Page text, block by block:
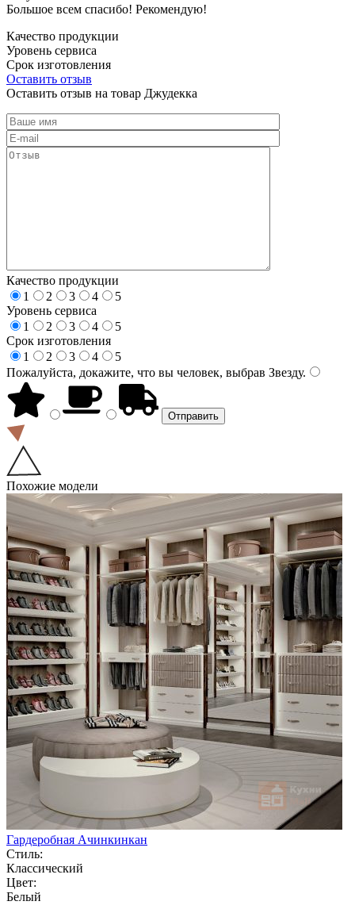
Большое всем спасибо! Рекомендую!
Качество продукции
Уровень сервиса
Срок изготовления
Оставить отзыв
Оставить отзыв на товар Джудекка
Качество продукции
1
2 3 4
5
Уровень сервиса
1
2 3 4
5
Срок изготовления
1
2 3 4
5
Пожалуйста, докажите, что вы человек, выбрав Звезду.
Похожие модели
Гардеробная Ачинкинкан
Стиль:
Классический
Цвет:
Белый